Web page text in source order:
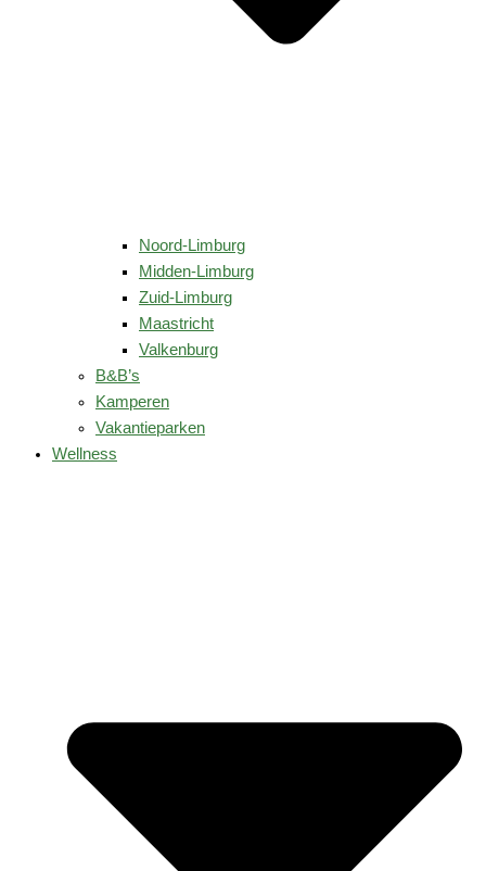
Noord-Limburg
Midden-Limburg
Zuid-Limburg
Maastricht
Valkenburg
B&B’s
Kamperen
Vakantieparken
Wellness